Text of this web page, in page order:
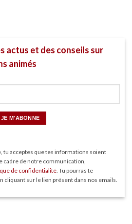
actus et des conseils sur
animés
tu acceptes que tes informations soient
cadre de notre communication,
de confidentialité. Tu pourras te
cliquant sur le lien présent dans nos emails.